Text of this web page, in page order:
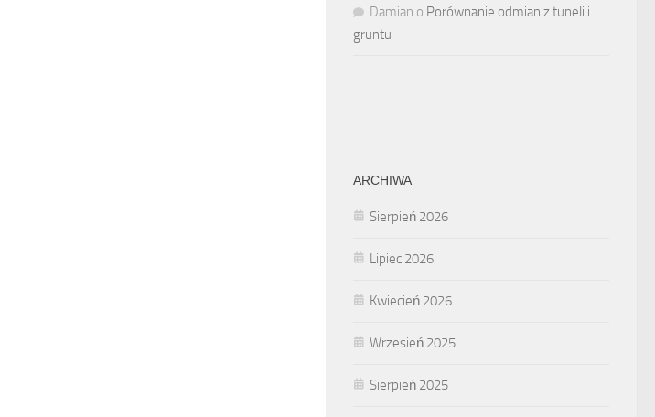
Damian o Porównanie odmian z tuneli i
gruntu
ARCHIWA
Sierpień 2026
Lipiec 2026
Kwiecień 2026
Wrzesień 2025
Sierpień 2025